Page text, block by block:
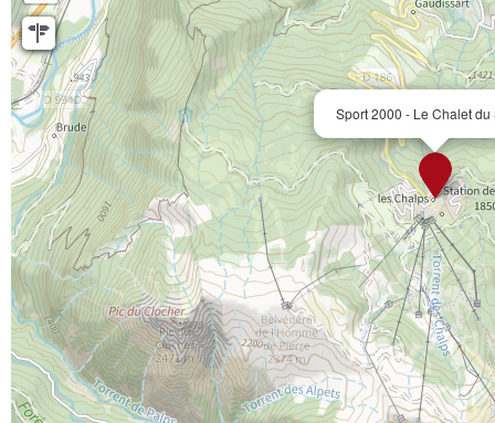
Sport 2000 - Le Chalet du